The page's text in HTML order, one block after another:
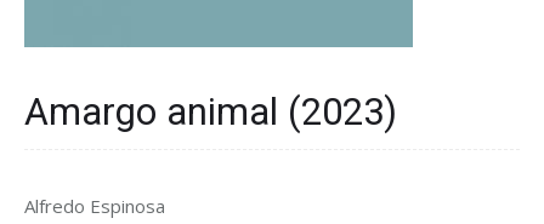
Amargo animal (2023)
Alfredo Espinosa